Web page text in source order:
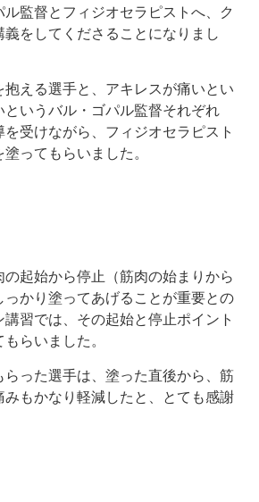
監督とフィジオセラピストへ、ク
義をしてくださることになりまし
える選手と、アキレスが痛いとい
というバル・ゴパル監督それぞれ
受けながら、フィジオセラピスト
ってもらいました。
起始から停止（筋肉の始まりから
かり塗ってあげることが重要との
習では、その起始と停止ポイント
らいました。
らった選手は、塗った直後から、筋
みもかなり軽減したと、とても感謝